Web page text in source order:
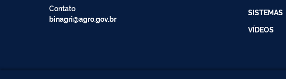
Contato
binagri@agro.gov.br
SISTEMAS
VÍDEOS